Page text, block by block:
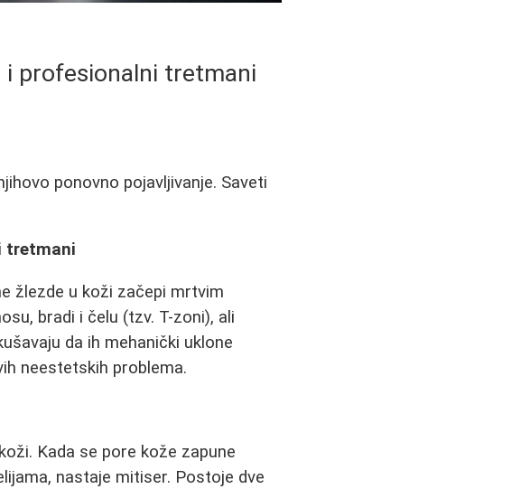
i profesionalni tretmani
ponovno pojavljivanje. Saveti
tretmani
žlezde u koži začepi mrtvim
bradi i čelu (tzv. T-zoni), ali
da ih mehanički uklone
neestetskih problema.
Kada se pore kože zapune
nastaje mitiser. Postoje dve